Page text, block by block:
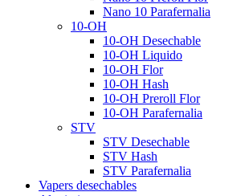
Nano 10 Parafernalia
10-OH
10-OH Desechable
10-OH Liquido
10-OH Flor
10-OH Hash
10-OH Preroll Flor
10-OH Parafernalia
STV
STV Desechable
STV Hash
STV Parafernalia
Vapers desechables